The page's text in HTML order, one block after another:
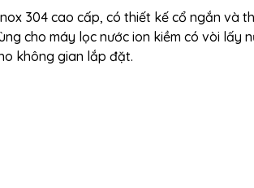
304 cao cấp, có thiết kế cổ ngắn và
cho máy lọc nước ion kiềm có vòi lấy
không gian lắp đặt.